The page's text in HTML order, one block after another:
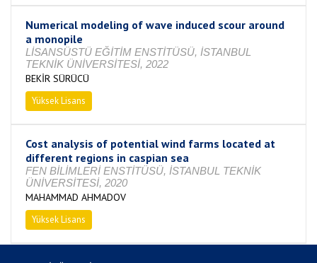
Numerical modeling of wave induced scour around
a monopile
LİSANSÜSTÜ EĞİTİM ENSTİTÜSÜ, İSTANBUL
TEKNİK ÜNİVERSİTESİ, 2022
BEKİR SÜRÜCÜ
Yüksek Lisans
Cost analysis of potential wind farms located at
different regions in caspian sea
FEN BİLİMLERİ ENSTİTÜSÜ, İSTANBUL TEKNİK
ÜNİVERSİTESİ, 2020
MAHAMMAD AHMADOV
Yüksek Lisans